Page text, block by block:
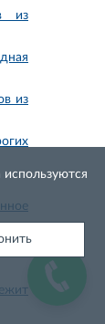
из
из
используются